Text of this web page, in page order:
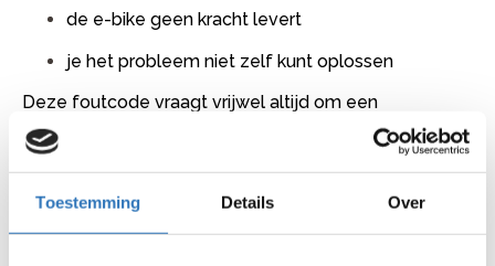
Toestemming Details Over
de e-bike geen kracht levert
je het probleem niet zelf kunt oplossen
Deze foutcode vraagt vrijwel altijd om een
softwarematige oplossing.
Wat doet een fietsenmaker?
Een fietsenmaker controleert meestal: